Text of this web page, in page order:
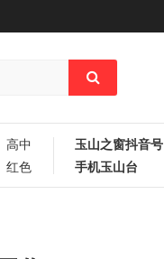
高中
红色
玉山之窗抖音号
手机玉山台